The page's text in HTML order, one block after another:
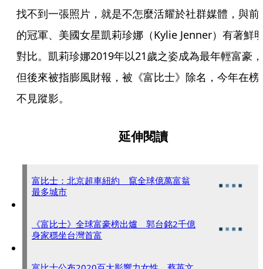
找不到一張照片，就是不怎麼活耀於社群媒體，與前
的冠軍、美國女星凱莉珍娜（Kylie Jenner）有著鮮
對比。凱莉珍娜2019年以21歲之姿成為最年輕富豪，
但後來被指膨風財報，被《富比士》除名，今年在榜
不見蹤影。
延伸閱讀
富比士：北京超車紐約 竄全球億萬富翁
最多城市
《富比士》全球富豪榜出爐 郭台銘2千億
身家穩坐台灣首富